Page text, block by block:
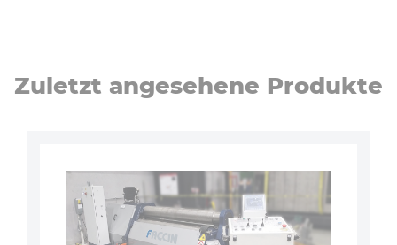
Zuletzt angesehene Produkte